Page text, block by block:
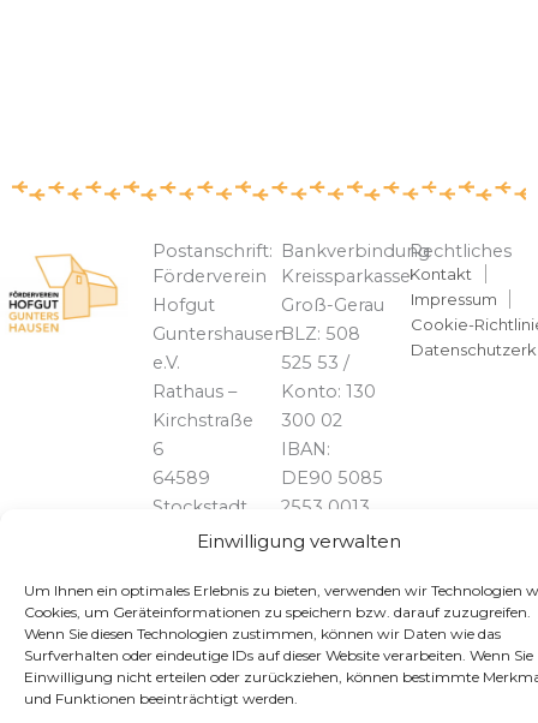
Einwilligung verwalten
Um Ihnen ein optimales Erlebnis zu bieten, verwenden wir Technologien
Cookies, um Geräteinformationen zu speichern bzw. darauf zuzugreifen.
Wenn Sie diesen Technologien zustimmen, können wir Daten wie das
Surfverhalten oder eindeutige IDs auf dieser Website verarbeiten. Wenn Sie
Einwilligung nicht erteilen oder zurückziehen, können bestimmte
und Funktionen beeinträchtigt werden.
Postanschrift:
Förderverein
Hofgut
Guntershausen
e.V.
Rathaus –
Kirchstraße
6
64589
Stockstadt
am Rhein
Telefon:
06158 /
828739
Bankverbindung
Kreissparkasse
Groß-Gerau
BLZ: 508
525 53 /
Konto: 130
300 02
IBAN:
DE90 5085
2553 0013
0300 02
HELADEF1GRG
Rechtliches
Kontakt
Impressum
Cookie-